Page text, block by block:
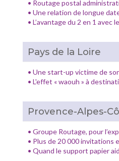
• Routage postal
• Une relation de longue
• L’avantage du 2 en 1 avec
Pays de la Loire
• Une start-up victime de
• L'effet « waouh » à
Provence-Alpes-
• Groupe Routage, pour
• Plus de 20 000 invitations
• Quand le support papier